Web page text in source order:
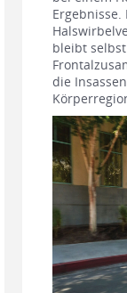
Ergebnisse.
bleibt
die